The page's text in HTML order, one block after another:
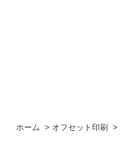
ホーム > オフセット印刷 >